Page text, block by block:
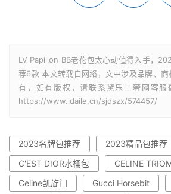
LV Papillon BB老花包太心动值得入手，
荐6款 本文转载自网络，文中涉及品牌、
有，如有版权，请联系黛乐二奢网客服
https://www.idaile.cn/sjdszx/574457/
2023名牌包推荐
2023精品包推荐
C'EST DIOR水桶包
CELINE
Celine凯旋门
Gucci Horsebit